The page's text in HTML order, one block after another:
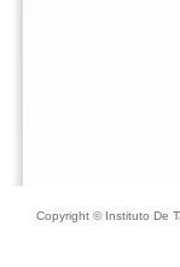
Copyright © Instituto De